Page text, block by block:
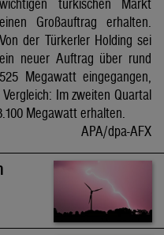
wichtigen türkischen Markt
einen Großauftrag erhalten.
Von der Türkerler Holding sei
ein neuer Auftrag über rund
525 Megawatt eingegangen,
Im zweiten Quartal
Megawatt erhalten.
APA/dpa-AFX